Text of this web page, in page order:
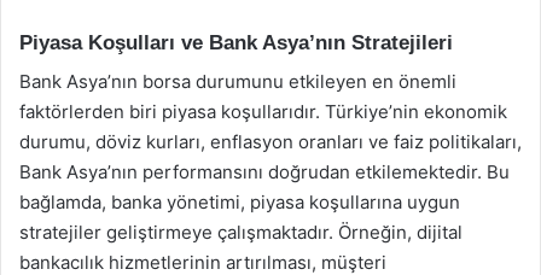
Piyasa Koşulları ve Bank Asya’nın Stratejileri
Bank Asya’nın borsa durumunu etkileyen en önemli
faktörlerden biri piyasa koşullarıdır. Türkiye’nin ekonomik
durumu, döviz kurları, enflasyon oranları ve faiz politikaları,
Bank Asya’nın performansını doğrudan etkilemektedir. Bu
bağlamda, banka yönetimi, piyasa koşullarına uygun
stratejiler geliştirmeye çalışmaktadır. Örneğin, dijital
bankacılık hizmetlerinin artırılması, müşteri